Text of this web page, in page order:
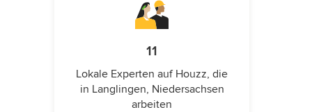
11
Lokale Experten auf Houzz, die
in Langlingen, Niedersachsen
arbeiten